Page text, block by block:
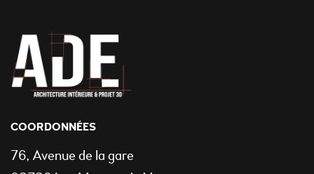
COORDONNÉES
76, Avenue de la gare